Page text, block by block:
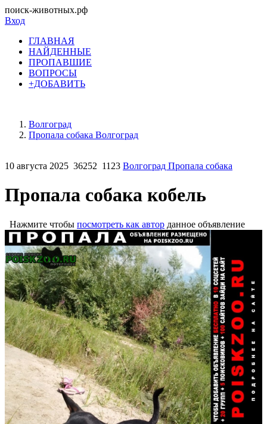
поиск-животных.рф
Вход
ГЛАВНАЯ
НАЙДЕННЫЕ
ПРОПАВШИЕ
ВОПРОСЫ
+ДОБАВИТЬ
Волгоград
Пропала собака Волгоград
10 августа 2025 36252 1123 Волгоград Пропала собака
Пропала собака кобель
Нажмите чтобы посмотреть как автор данное объявление